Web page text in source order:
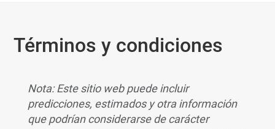
Términos y condiciones
Nota: Este sitio web puede incluir
predicciones, estimados y otra información
que podrían considerarse de carácter